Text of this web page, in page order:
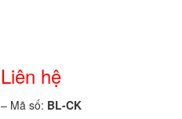
Liên hệ
– Mã số: BL-CK